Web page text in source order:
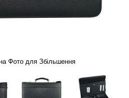
Фото для Збільшення